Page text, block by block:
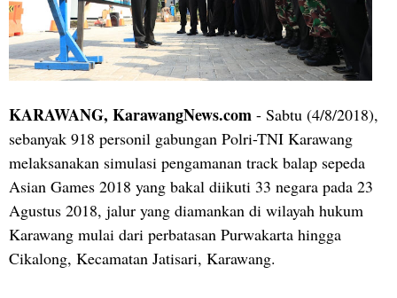
KARAWANG, KarawangNews.com - Sabtu (4/8/2018),
sebanyak 918 personil gabungan Polri-TNI Karawang
melaksanakan simulasi pengamanan track balap sepeda
Asian Games 2018 yang bakal diikuti 33 negara pada 23
Agustus 2018, jalur yang diamankan di wilayah hukum
Karawang mulai dari perbatasan Purwakarta hingga
Cikalong, Kecamatan Jatisari, Karawang.